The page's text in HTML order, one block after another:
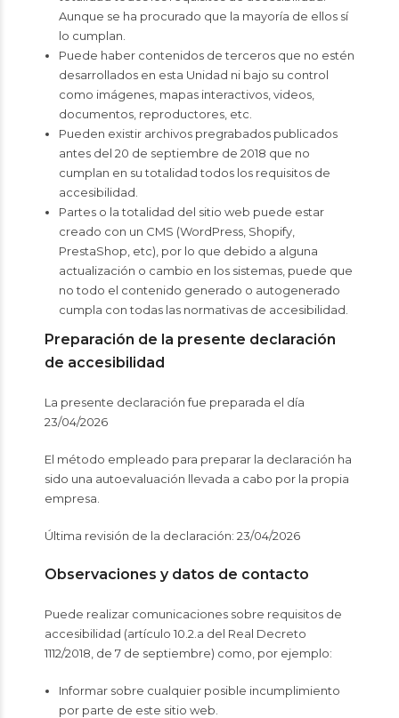
Aunque se ha procurado que la mayoría de ellos sí
lo cumplan.
Puede haber contenidos de terceros que no estén
desarrollados en esta Unidad ni bajo su control
como imágenes, mapas interactivos, videos,
documentos, reproductores, etc.
Pueden existir archivos pregrabados publicados
antes del 20 de septiembre de 2018 que no
cumplan en su totalidad todos los requisitos de
accesibilidad.
Partes o la totalidad del sitio web puede estar
creado con un CMS (WordPress, Shopify,
PrestaShop, etc), por lo que debido a alguna
actualización o cambio en los sistemas, puede que
no todo el contenido generado o autogenerado
cumpla con todas las normativas de accesibilidad.
Preparación de la presente declaración
de accesibilidad
La presente declaración fue preparada el día
23/04/2026
El método empleado para preparar la declaración ha
sido una autoevaluación llevada a cabo por la propia
empresa.
Última revisión de la declaración: 23/04/2026
Observaciones y datos de contacto
Puede realizar comunicaciones sobre requisitos de
accesibilidad (artículo 10.2.a del Real Decreto
1112/2018, de 7 de septiembre) como, por ejemplo:
Informar sobre cualquier posible incumplimiento
por parte de este sitio web.